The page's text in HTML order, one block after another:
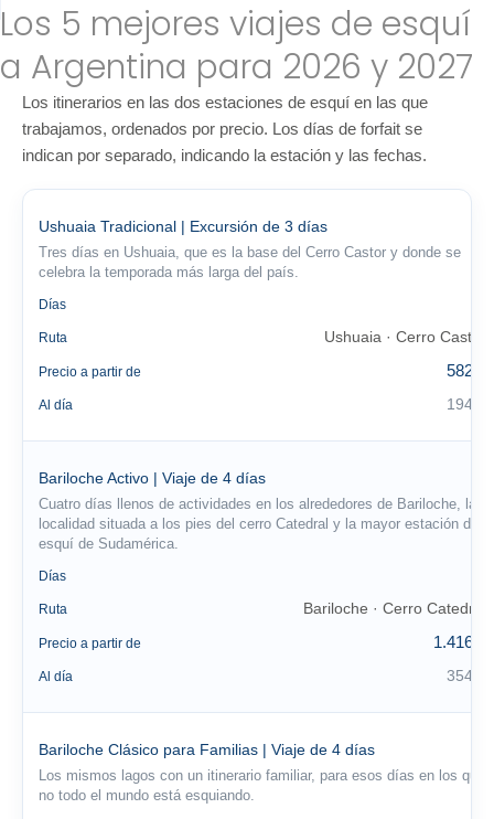
Los 5 mejores viajes de esquí
a Argentina para 2026 y 2027
Los itinerarios en las dos estaciones de esquí en las que
trabajamos, ordenados por precio. Los días de forfait se
indican por separado, indicando la estación y las fechas.
Ushuaia Tradicional | Excursión de 3 días
Tres días en Ushuaia, que es la base del Cerro Castor y donde se
celebra la temporada más larga del país.
Días
Ruta Ushuaia · Cerro Castor
Precio a partir de 582 €
Al día 194 €
Bariloche Activo | Viaje de 4 días
Cuatro días llenos de actividades en los alrededores de Bariloche, la
localidad situada a los pies del cerro Catedral y la mayor estación de
esquí de Sudamérica.
Días
Ruta Bariloche · Cerro Catedral
Precio a partir de 1.416 €
Al día 354 €
Bariloche Clásico para Familias | Viaje de 4 días
Los mismos lagos con un itinerario familiar, para esos días en los que
no todo el mundo está esquiando.